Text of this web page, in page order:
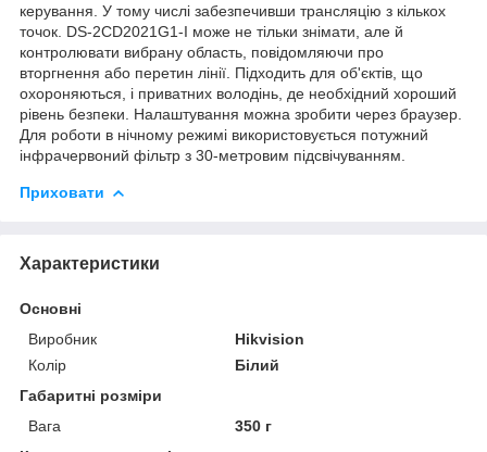
керування. У тому числі забезпечивши трансляцію з кількох
точок. DS-2CD2021G1-I може не тільки знімати, але й
контролювати вибрану область, повідомляючи про
вторгнення або перетин лінії. Підходить для об'єктів, що
охороняються, і приватних володінь, де необхідний хороший
рівень безпеки. Налаштування можна зробити через браузер.
Для роботи в нічному режимі використовується потужний
інфрачервоний фільтр з 30-метровим підсвічуванням.
Приховати
Характеристики
Основні
Виробник
Hikvision
Колір
Білий
Габаритні розміри
Вага
350 г